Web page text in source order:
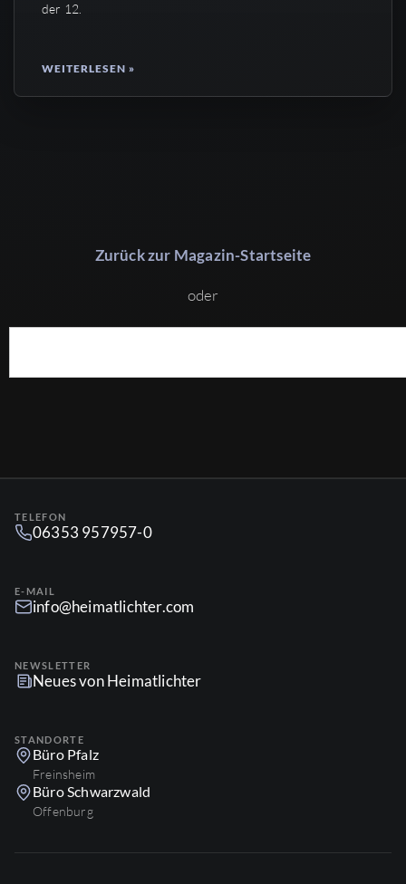
der 12.
WEITERLESEN »
Zurück zur Magazin-Startseite
oder
TELEFON
06353 957957-0
E-MAIL
info@heimatlichter.com
NEWSLETTER
Neues von Heimatlichter
STANDORTE
Büro Pfalz
Freinsheim
Büro Schwarzwald
Offenburg